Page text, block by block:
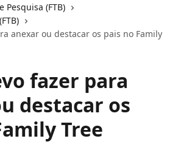
Pesquisa (FTB)
anexar ou destacar os pais no Family
fazer para
destacar os
Tree